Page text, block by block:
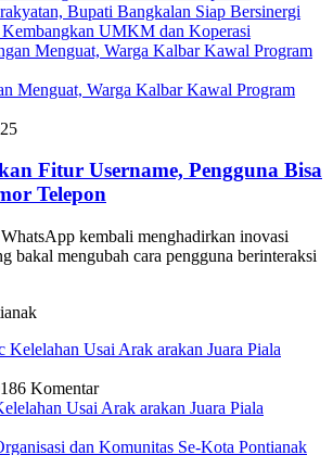
Bupati Bangkalan Siap Bersinergi
UMKM dan Koperasi
Menguat, Warga Kalbar Kawal Program
Fitur Username, Pengguna Bisa
Telepon
kembali menghadirkan inovasi
bakal mengubah cara pengguna berinteraksi
6 Komentar
Usai Arak arakan Juara Piala